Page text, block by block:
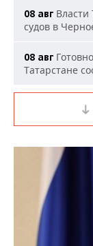
08 авг
судов в
08 авг
Татарстане